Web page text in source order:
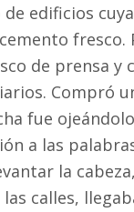
edificios
fresco.
de prensa y
Compró
fue
a las
la
calles,